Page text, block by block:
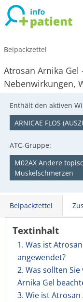
Beipackzettel
Atrosan Arnika Gel
Nebenwirkungen,
Enthält den aktiven
ARNICAE FLOS
ATC-Gruppe:
M02AX Andere
Muskelschmerzen
Beipackzettel
Textinhalt
1. Was ist
angewendet?
2. Was sollten
Arnika Gel
3. Wie ist